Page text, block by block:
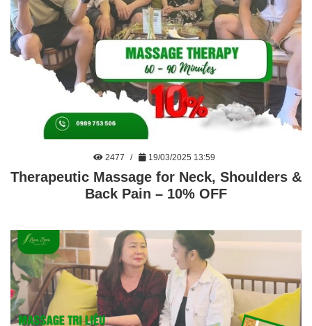
2477 19/03/2025 13:59
Therapeutic Massage for Neck, Shoulders &
Back Pain – 10% OFF